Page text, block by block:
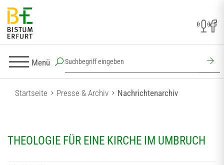
Menü
Startseite Presse & Archiv Nachrichtenarchiv
THEOLOGIE FÜR EINE KIRCHE IM UMBRUCH